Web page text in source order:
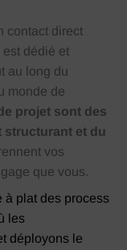
contact direct
dédié et
au long du
monde de
projet sont des
structurant et du
vos
que vous.
à plat des process
les
déployons le